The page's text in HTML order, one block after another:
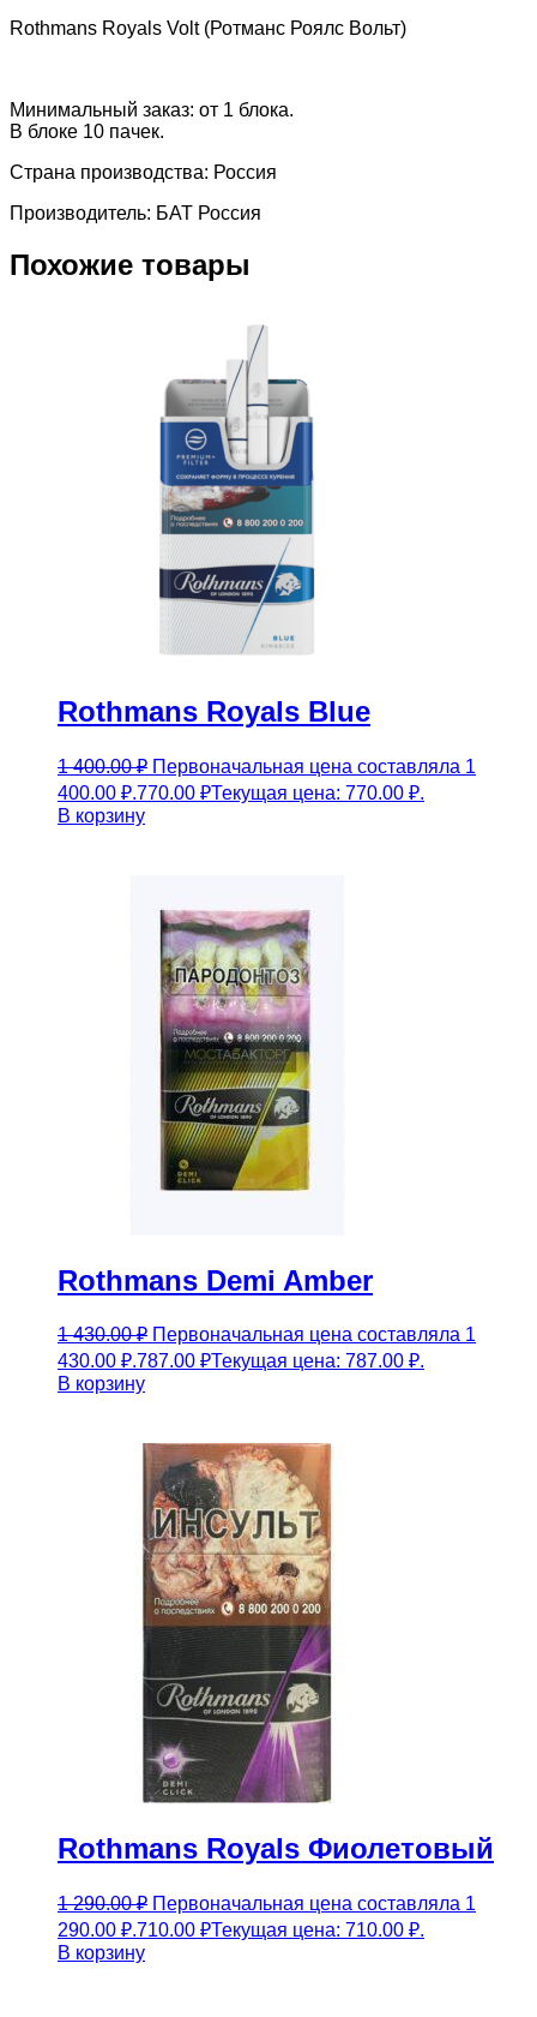
Rothmans Royals Volt (Ротманс Роялс Вольт)
Минимальный заказ: от 1 блока.
В блоке 10 пачек.
Страна производства: Россия
Производитель: БАТ Россия
Похожие товары
Rothmans Royals Blue
1 400.00₽ Первоначальная цена составляла 1
400.00 ₽.770.00 ₽Текущая цена: 770.00 ₽.
В корзину
Rothmans Demi Amber
1 430.00₽ Первоначальная цена составляла 1
430.00 ₽.787.00 ₽Текущая цена: 787.00 ₽.
В корзину
Rothmans Royals Фиолетовый
1 290.00₽ Первоначальная цена составляла 1
290.00 ₽.710.00 ₽Текущая цена: 710.00 ₽.
В корзину